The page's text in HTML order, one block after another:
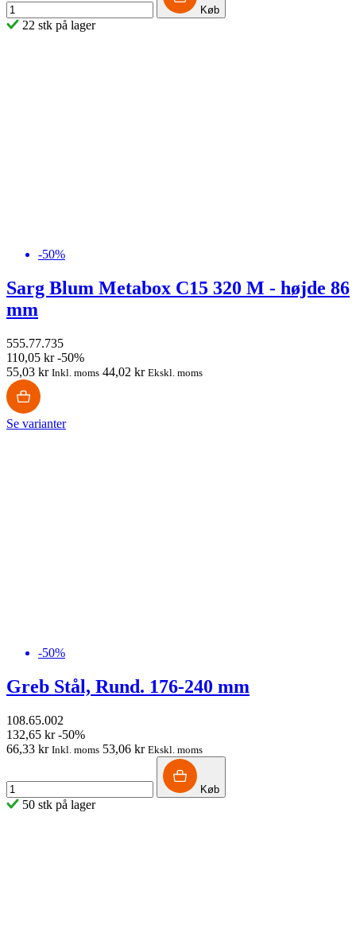
Køb
22 stk på lager
-50%
Sarg Blum Metabox C15 320 M - højde 86
mm
555.77.735
110,05 kr -50%
55,03 kr Inkl. moms 44,02 kr Ekskl. moms
Se varianter
-50%
Greb Stål, Rund. 176-240 mm
108.65.002
132,65 kr -50%
66,33 kr Inkl. moms 53,06 kr Ekskl. moms
Køb
50 stk på lager